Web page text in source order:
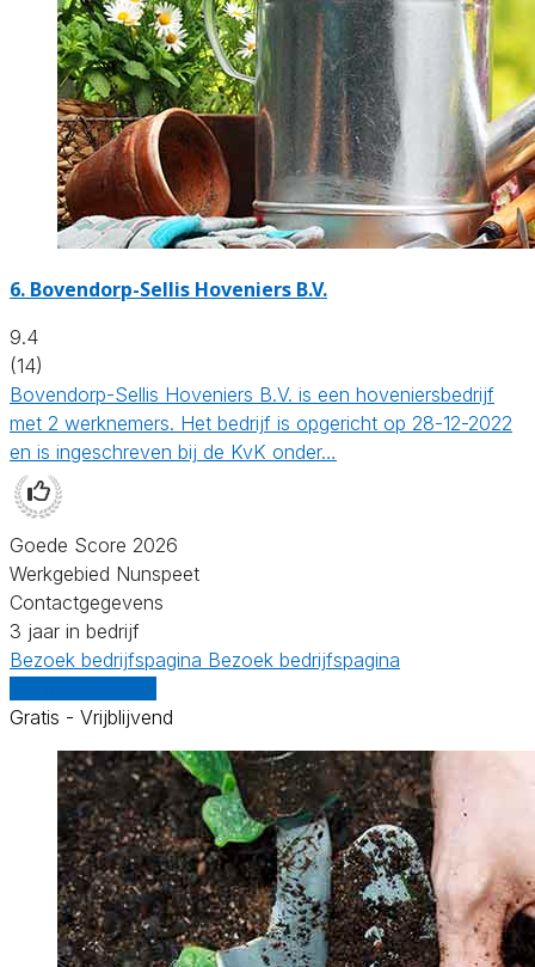
6. Bovendorp-Sellis Hoveniers B.V.
9.4
(14)
Bovendorp-Sellis Hoveniers B.V. is een hoveniersbedrijf
met 2 werknemers. Het bedrijf is opgericht op 28-12-2022
en is ingeschreven bij de KvK onder…
Goede Score 2026
Werkgebied Nunspeet
Contactgegevens
3 jaar in bedrijf
Bezoek bedrijfspagina Bezoek bedrijfspagina
Gratis - Vrijblijvend